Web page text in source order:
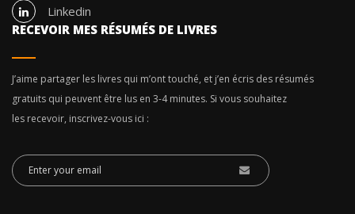
Linkedin
RECEVOIR MES RÉSUMÉS DE LIVRES
J’aime partager les livres qui m’ont touché, et j’en écris des résumés
gratuits qui peuvent être lus en 3-4 minutes. Si vous souhaitez
les recevoir, inscrivez-vous ici :